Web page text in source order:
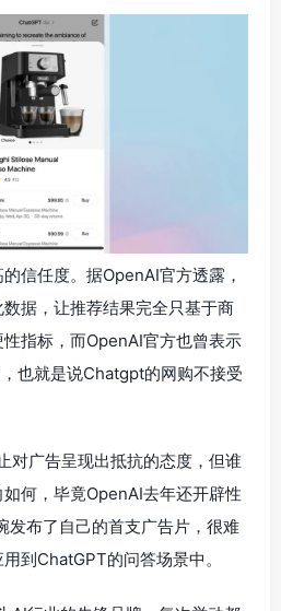
信任度。据OpenAI官方透露，
据，让推荐结果完全只基于商
指标，而OpenAI官方也曾表示
也就是说Chatgpt的网购不接受
对广告呈现出抵抗的态度，但谁
何，毕竟OpenAI去年还开辟性
发布了自己的首支广告片，很难
到ChatGPT的问答场景中。